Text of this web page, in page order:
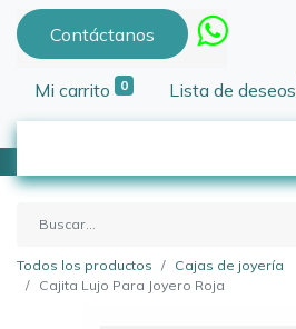
Contáctanos
Mi carrito 0 Lista de deseos
Todos los productos
Cajas de joyería
Cajita Lujo Para Joyero Roja